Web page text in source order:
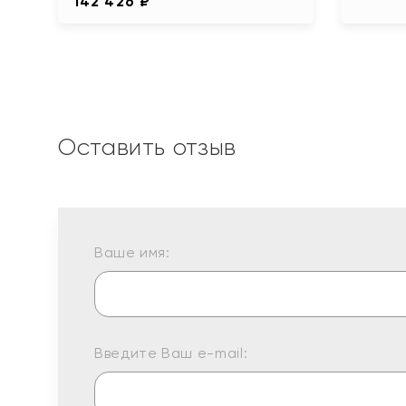
Оставить отзыв
Ваше имя:
Введите Ваш e-mail: